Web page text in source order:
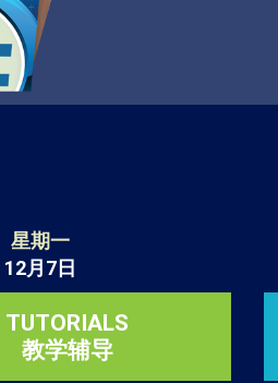
星期一
12月7日
TUTORIALS
教学辅导